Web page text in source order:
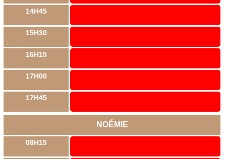
14H45
15H30
16H15
17H00
17H45
NOÉMIE
08H15